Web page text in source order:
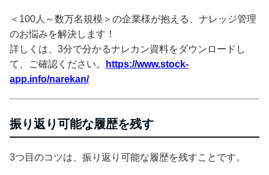
＜100人～数万名規模＞の企業様が抱える、ナレッジ管理
のお悩みを解決します！
詳しくは、3分で分かるナレカン資料をダウンロードし
て、ご確認ください。
https://www.stock-
app.info/narekan/
振り返り可能な履歴を残す
3つ目のコツは、振り返り可能な履歴を残すことです。